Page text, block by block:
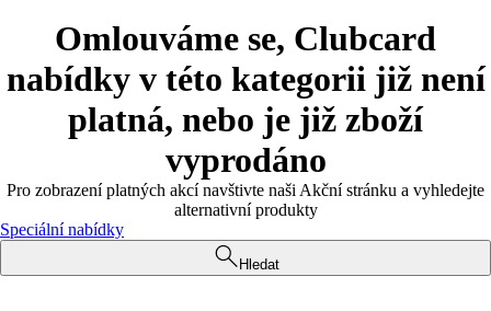
Omlouváme se, Clubcard
nabídky v této kategorii již není
platná, nebo je již zboží
vyprodáno
Pro zobrazení platných akcí navštivte naši Akční stránku a vyhledejte
alternativní produkty
Speciální nabídky
Hledat